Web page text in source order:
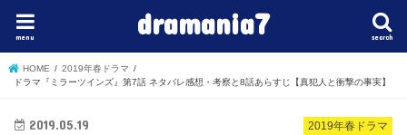
dramania7 search
menu
HOME
2019年春ドラマ
ドラマ『ミラーツインズ』第7話 ネタバレ感想・考察と8話あらすじ【真犯人と衝撃の事実】
2019年春ドラマ
2019.05.19